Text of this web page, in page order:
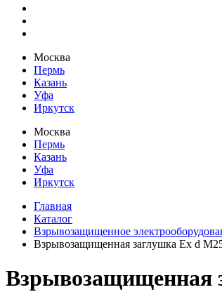
Москва
Пермь
Казань
Уфа
Иркутск
Москва
Пермь
Казань
Уфа
Иркутск
Главная
Каталог
Взрывозащищенное
Взрывозащищенная заглушка Ех d
Взрывозащищенная